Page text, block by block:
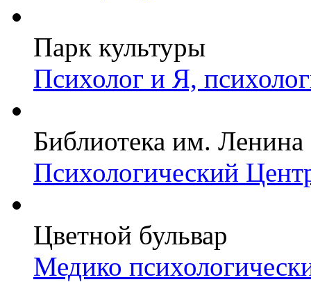
Парк культуры
Психолог и Я,
Библиотека им. Ленина
Психологический
Цветной бульвар
Медико